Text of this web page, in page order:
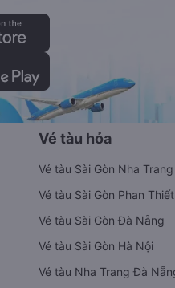
Vé tàu hỏa
Vé tàu Sài Gòn Nha Trang
Vé tàu Sài Gòn Phan Thiết
Vé tàu Sài Gòn Đà Nẵng
Vé tàu Sài Gòn Hà Nội
Vé tàu Nha Trang Đà